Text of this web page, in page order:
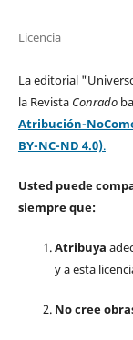
Licencia
La editorial
la Revista Conrado
Atribución-
BY-NC-ND 4.0).
Usted puede
siempre que:
Atribuya
y a esta
No cree